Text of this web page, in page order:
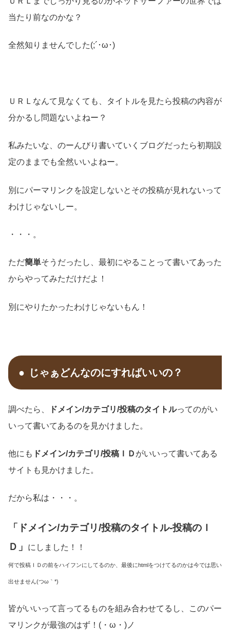
当たり前なのかな？
全然知りませんでした(;´･ω･)
ＵＲＬなんて見なくても、タイトルを見たら投稿の内容が
分かるし問題ないよねー？
私みたいな、のーんびり書いていくブログだったら初期設
定のままでも全然いいよねー。
別にパーマリンクを設定しないとその投稿が見れないって
わけじゃないしー。
・・・。
ただ簡単そうだったし、最初にやることって書いてあった
からやってみただけだよ！
別にやりたかったわけじゃないもん！
じゃぁどんなのにすればいいの？
調べたら、 ドメイン/カテゴリ/投稿のタイトルってのがい
いって書いてあるのを見かけました。
他にも ドメイン/カテゴリ/投稿ＩＤ がいいって書いてある
サイトも見かけました。
だから私は・・・。
「ドメイン/カテゴリ/投稿のタイトル-投稿のＩ
Ｄ」
にしました！！
何で投稿ＩＤの前をハイフンにしてるのか、最後にhtmlをつけてるのかは今では思い
出せません(つω｀*)
皆がいいって言ってるものを組み合わせてるし、このパー
マリンクが最強のはず！(・ω・)ノ